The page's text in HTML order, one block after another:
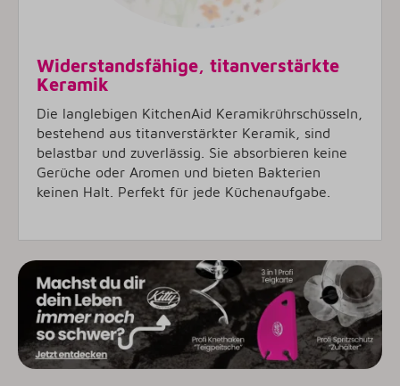
Widerstandsfähige, titanverstärkte
Keramik
Die langlebigen KitchenAid Keramikrührschüsseln,
bestehend aus titanverstärkter Keramik, sind
belastbar und zuverlässig. Sie absorbieren keine
Gerüche oder Aromen und bieten Bakterien
keinen Halt. Perfekt für jede Küchenaufgabe.